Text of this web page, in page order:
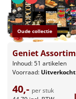
Oude collectie
Geniet
Inhoud: 51 artikelen
Voorraad: Uitverkocht
40,- per stuk